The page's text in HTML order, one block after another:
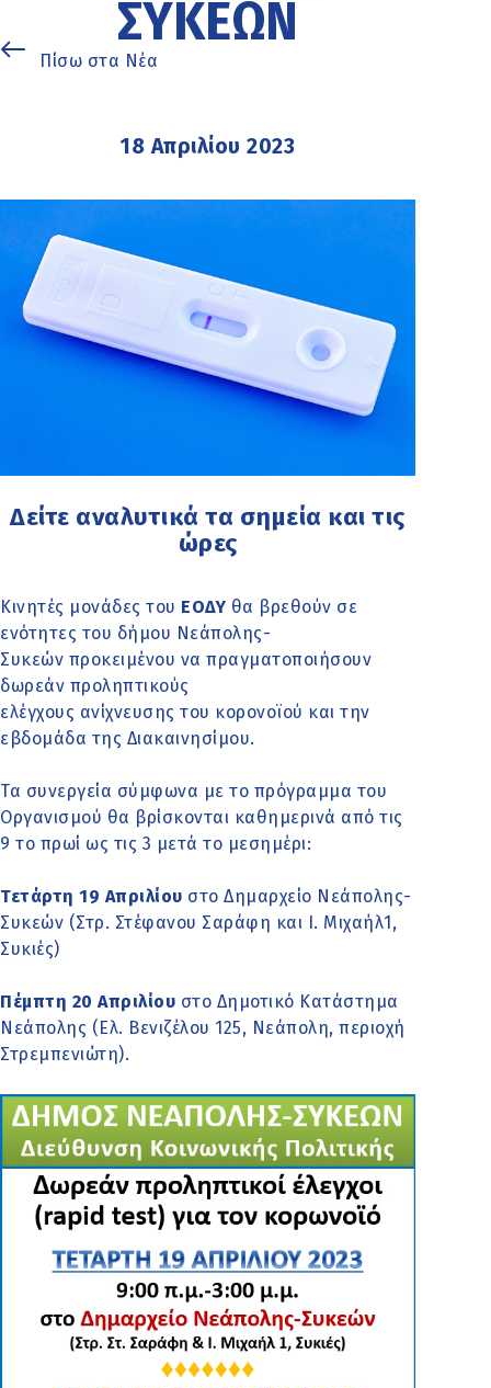
ΣΥΚΕΏΝ
Πίσω στα Νέα
18 Απριλίου 2023
Δείτε αναλυτικά τα σημεία και τις
ώρες
Κινητές μονάδες του ΕΟΔΥ θα βρεθούν σε
ενότητες του δήμου Νεάπολης-
Συκεών προκειμένου να πραγματοποιήσουν
δωρεάν προληπτικούς
ελέγχους ανίχνευσης του κορονοϊού και την
εβδομάδα της Διακαινησίμου.
Τα συνεργεία σύμφωνα με το πρόγραμμα του
Οργανισμού θα βρίσκονται καθημερινά από τις
9 το πρωί ως τις 3 μετά το μεσημέρι:
Τετάρτη 19 Απριλίου στο Δημαρχείο Νεάπολης-
Συκεών (Στρ. Στέφανου Σαράφη και Ι. Μιχαήλ1,
Συκιές)
Πέμπτη 20 Απριλίου στο Δημοτικό Κατάστημα
Νεάπολης (Ελ. Βενιζέλου 125, Νεάπολη, περιοχή
Στρεμπενιώτη).